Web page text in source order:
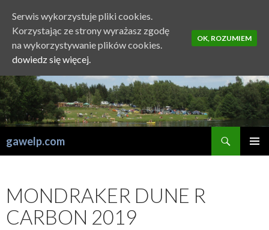
gawelp.com
MONDRAKER DUNE R
CARBON 2019
Serwis wykorzystuje pliki cookies.
Korzystając ze strony wyrażasz zgodę
na wykorzystywanie plików cookies.
dowiedz się więcej.
OK, ROZUMIEM